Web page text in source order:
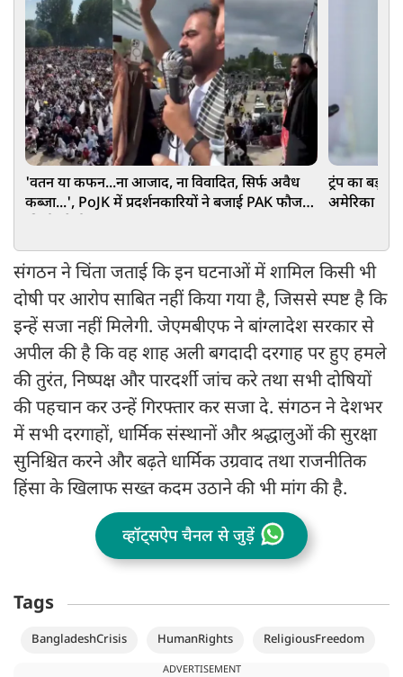
'वतन या कफन...ना आजाद, ना विवादित, सिर्फ अवैध
कब्जा...', PoJK में प्रदर्शनकारियों ने बजाई PAK फौज
ट्रंप का बड़ा
अमेरिका में
संगठन ने चिंता जताई कि इन घटनाओं में शामिल किसी भी
दोषी पर आरोप साबित नहीं किया गया है, जिससे स्पष्ट है कि
इन्हें सजा नहीं मिलेगी. जेएमबीएफ ने बांग्लादेश सरकार से
अपील की है कि वह शाह अली बगदादी दरगाह पर हुए हमले
की तुरंत, निष्पक्ष और पारदर्शी जांच करे तथा सभी दोषियों
की पहचान कर उन्हें गिरफ्तार कर सजा दे. संगठन ने देशभर
में सभी दरगाहों, धार्मिक संस्थानों और श्रद्धालुओं की सुरक्षा
सुनिश्चित करने और बढ़ते धार्मिक उग्रवाद तथा राजनीतिक
हिंसा के खिलाफ सख्त कदम उठाने की भी मांग की है.
व्हॉट्सऐप चैनल से जुड़ें
Tags
BangladeshCrisis HumanRights ReligiousFreedom
ADVERTISEMENT